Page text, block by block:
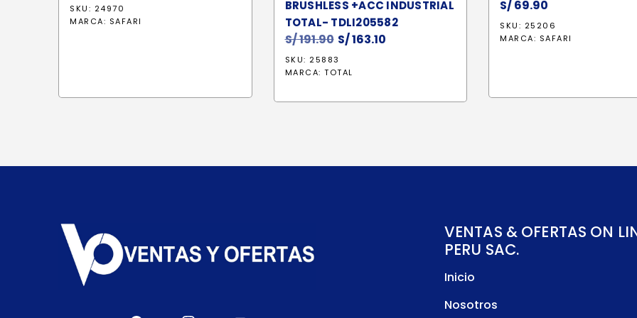
SKU: 24970
MARCA: SAFARI
BRUSHLESS +ACC INDUSTRIAL
TOTAL- TDLI205582
S/191.90 El
precio
original
S/ 191.90.
S/163.10
S/ 163.10.
SKU: 25883
MARCA: TOTAL
S/69.90
SKU: 25206
MARCA: SAFARI
VENTAS & OFERTAS ON
PERU SAC.
Inicio
Nosotros